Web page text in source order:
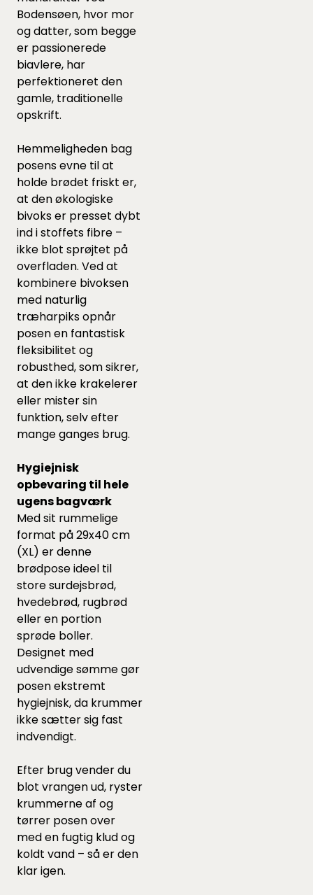
Bodensøen, hvor mor
og datter, som begge
er passionerede
biavlere, har
perfektioneret den
gamle, traditionelle
opskrift.
Hemmeligheden bag
posens evne til at
holde brødet friskt er,
at den økologiske
bivoks er presset dybt
ind i stoffets fibre –
ikke blot sprøjtet på
overfladen. Ved at
kombinere bivoksen
med naturlig
træharpiks opnår
posen en fantastisk
fleksibilitet og
robusthed, som sikrer,
at den ikke krakelerer
eller mister sin
funktion, selv efter
mange ganges brug.
Hygiejnisk
opbevaring til hele
ugens bagværk
Med sit rummelige
format på 29x40 cm
(XL) er denne
brødpose ideel til
store surdejsbrød,
hvedebrød, rugbrød
eller en portion
sprøde boller.
Designet med
udvendige sømme gør
posen ekstremt
hygiejnisk, da krummer
ikke sætter sig fast
indvendigt.
Efter brug vender du
blot vrangen ud, ryster
krummerne af og
tørrer posen over
med en fugtig klud og
koldt vand – så er den
klar igen.